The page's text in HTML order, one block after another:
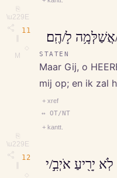
⎘
\u229E
M
11
⎘
\u229E
אֲשַׁלְּמָ֥ה לָ/הֶֽם׃
STATEN
Maar Gij, o
mij op; en ik zal
+ xref
↔ OT/NT
+ kantt.
12
יָרִ֖יעַ אֹיְבִ֣/י